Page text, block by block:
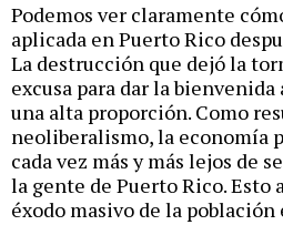
Podemos ver claramente
aplicada en Puerto Rico
La destrucción que dejó la
excusa para dar la
una alta proporción. Como
neoliberalismo, la economía
cada vez más y más lejos de
la gente de Puerto Rico. Esto
éxodo masivo de la